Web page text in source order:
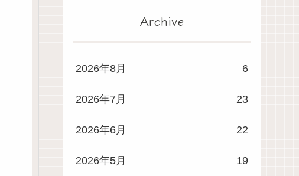
Archive
2026年8月 6
2026年7月 23
2026年6月 22
2026年5月 19